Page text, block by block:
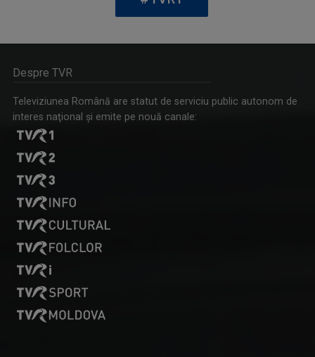
CONVIEŢUIRI
În fiecare miercuri, de la ora 15:00, aveţi ...
ROCK MANIAC
EUGENIA VODĂ
Eugenia Vodă realizează din anul 2000, pe ...
Despre TVR
Televiziunea Română are statut de serviciu public autonom de
interes naţional şi emite pe nouă canale: